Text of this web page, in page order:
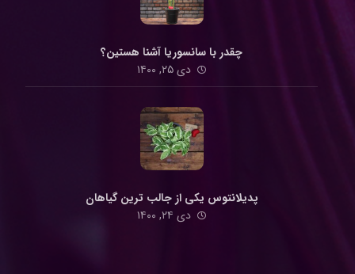
چقدر با سانسوریا آشنا هستین؟
دی ۲۵, ۱۴۰۰
پدیلانتوس یکی از جالب ترین گیاهان
دی ۲۴, ۱۴۰۰